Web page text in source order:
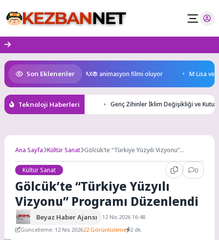
to
content
Son Eklenenler
Kral Türkiye’nin ilk IMAX® animasyon filmi oluyor M Lisa ve
Teknoloji Haberleri Genç Zihinler İklim Değişikliği ve Kutup
Ana Sayfa Kültür Sanat Gölcük’te “Türkiye Yüzyılı Vizyonu”
Kültür Sanat
0
Gölcük’te “Türkiye Yüzyılı
Vizyonu” Programı Düzenlendi
Beyaz Haber Ajansı
12 Nis 2026 16:48
Güncelleme: 12 Nis 202622 Görüntüleme 2 dk.